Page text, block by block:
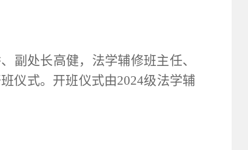
副处长高健，法学辅修班主任、
仪式。开班仪式由2024级法学辅